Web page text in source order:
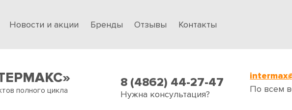
Новости и акции Бренды Отзывы Контакты
полного цикла
8 (4862) 44-27-47
Нужна консультация?
По всем